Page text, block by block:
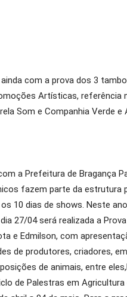
com a prova dos 3
Artísticas, referência
Som e Companhia Verde e
a Prefeitura de Bragança
fazem parte da estrutura
10 dias de shows. Neste
27/04 será realizada a
e Edmilson, com
de produtores, criadores,
de animais, entre
de Palestras em